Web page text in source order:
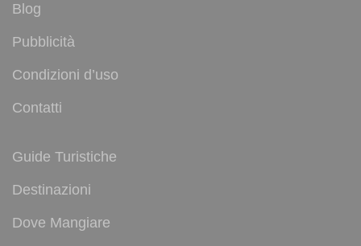
Blog
Pubblicità
Condizioni d’uso
Contatti
Guide Turistiche
Destinazioni
Dove Mangiare